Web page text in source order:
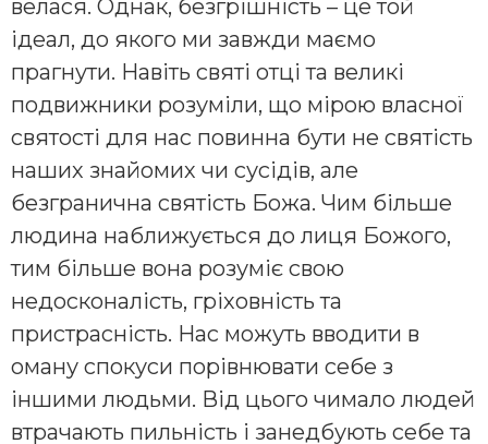
велася. Однак, безгрішність – це той
ідеал, до якого ми завжди маємо
прагнути. Навіть святі отці та великі
подвижники розуміли, що мірою власної
святості для нас повинна бути не святість
наших знайомих чи сусідів, але
безгранична святість Божа. Чим більше
людина наближується до лиця Божого,
тим більше вона розуміє свою
недосконалість, гріховність та
пристрасність. Нас можуть вводити в
оману спокуси порівнювати себе з
іншими людьми. Від цього чимало людей
втрачають пильність і занедбують себе та